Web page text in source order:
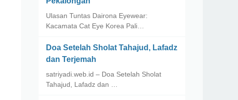
Ulasan Tuntas Dairona Eyewear:
Kacamata Cat Eye Korea Pali…
Doa Setelah Sholat Tahajud, Lafadz
dan Terjemah
satriyadi.web.id – Doa Setelah Sholat
Tahajud, Lafadz dan …